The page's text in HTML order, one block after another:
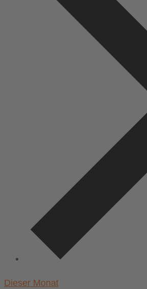
Dieser Monat